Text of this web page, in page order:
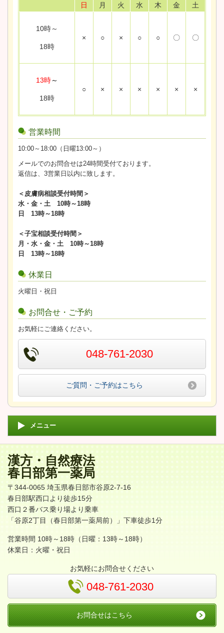
日 月 火 水 木 金 土
10時～
18時
× ○ × ○ ○ 〇 〇
13時～
18時
○ × × × × × ×
営業時間
10:00～18:00（日曜13:00～）
メールでのお問合せは24時間受付ております。
返信は、3営業日以内に致します。
＜皮膚病相談受付時間＞
水・金・土 10時～18時
日 13時～18時
＜子宝相談受付時間＞
月・水・金・土 10時～18時
日 13時～18時
休業日
火曜日・祝日
お問合せ・ご予約
お気軽にご連絡ください。
048-761-2030
ご質問・ご予約はこちら
メニュー
漢方・自然療法
春日部第一薬局
〒344-0065 埼玉県春日部市谷原2-7-16
春日部駅西口より徒歩15分
西口２番バス乗り場より乗車
「谷原2丁目（春日部第一薬局前）」下車徒歩1分
営業時間 10時～18時（日曜：13時～18時）
休業日：火曜・祝日
お気軽にお問合せください
048-761-2030
お問合せはこちら